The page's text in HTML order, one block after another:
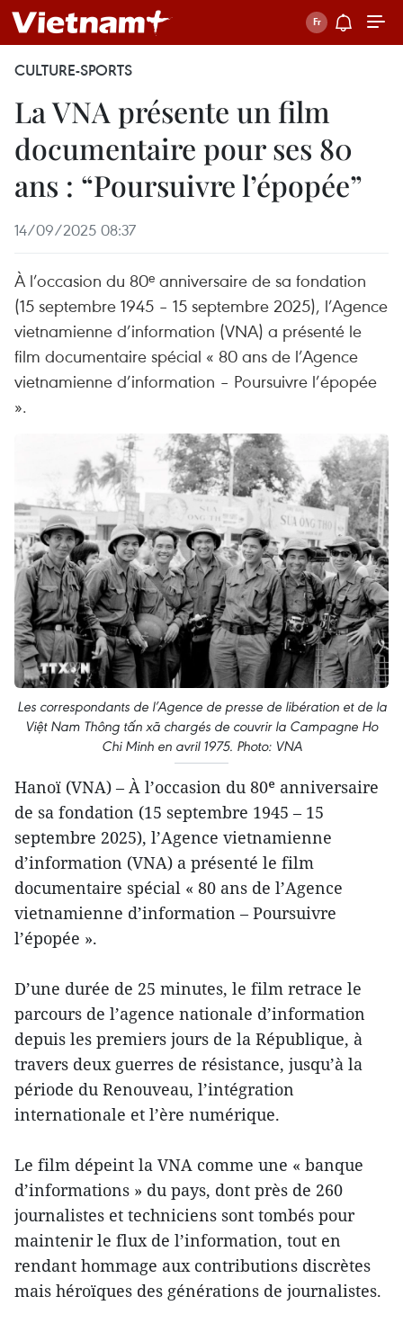
CULTURE-SPORTS
La VNA présente un film
documentaire pour ses 80
ans : “Poursuivre l’épopée”
14/09/2025 08:37
À l’occasion du 80ᵉ anniversaire de sa fondation
(15 septembre 1945 – 15 septembre 2025), l’Agence
vietnamienne d’information (VNA) a présenté le
film documentaire spécial « 80 ans de l’Agence
vietnamienne d’information – Poursuivre l’épopée
».
Les correspondants de l’Agence de presse de libération et de la
Việt Nam Thông tấn xã chargés de couvrir la Campagne Ho
Chi Minh en avril 1975. Photo: VNA
Hanoï (VNA) – À l’occasion du 80ᵉ anniversaire
de sa fondation (15 septembre 1945 – 15
septembre 2025), l’Agence vietnamienne
d’information (VNA) a présenté le film
documentaire spécial « 80 ans de l’Agence
vietnamienne d’information – Poursuivre
l’épopée ».
D’une durée de 25 minutes, le film retrace le
parcours de l’agence nationale d’information
depuis les premiers jours de la République, à
travers deux guerres de résistance, jusqu’à la
période du Renouveau, l’intégration
internationale et l’ère numérique.
Le film dépeint la VNA comme une « banque
d’informations » du pays, dont près de 260
journalistes et techniciens sont tombés pour
maintenir le flux de l’information, tout en
rendant hommage aux contributions discrètes
mais héroïques des générations de journalistes.